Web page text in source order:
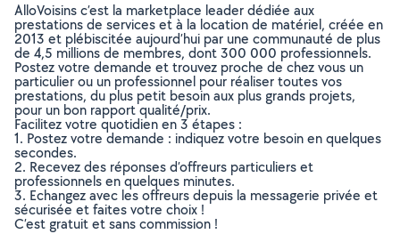
AlloVoisins c’est la marketplace leader dédiée aux
prestations de services et à la location de matériel, créée en
2013 et plébiscitée aujourd’hui par une communauté de plus
de 4,5 millions de membres, dont 300 000 professionnels.
Postez votre demande et trouvez proche de chez vous un
particulier ou un professionnel pour réaliser toutes vos
prestations, du plus petit besoin aux plus grands projets,
pour un bon rapport qualité/prix.
Facilitez votre quotidien en 3 étapes :
1. Postez votre demande : indiquez votre besoin en quelques
secondes.
2. Recevez des réponses d’offreurs particuliers et
professionnels en quelques minutes.
3. Echangez avec les offreurs depuis la messagerie privée et
sécurisée et faites votre choix !
C’est gratuit et sans commission !